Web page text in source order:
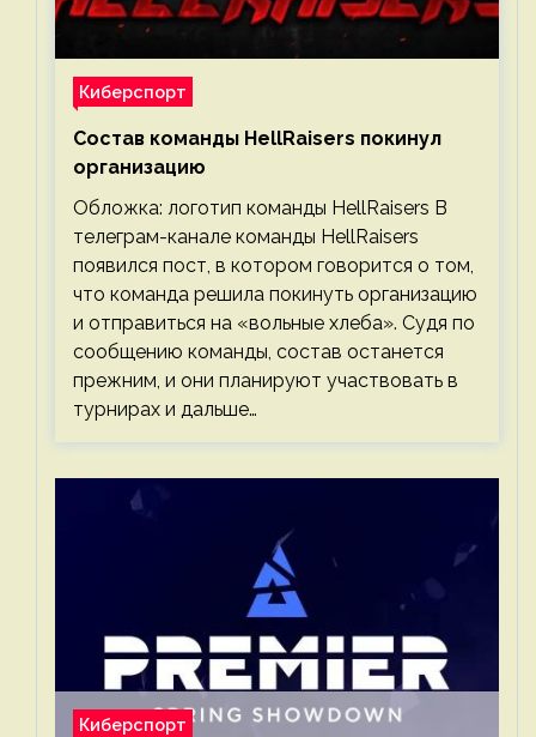
Киберспорт
Состав команды HellRaisers покинул
организацию
Обложка: логотип команды HellRaisers В
телеграм-канале команды HellRaisers
появился пост, в котором говорится о том,
что команда решила покинуть организацию
и отправиться на «вольные хлеба». Судя по
сообщению команды, состав останется
прежним, и они планируют участвовать в
турнирах и дальше…
Киберспорт